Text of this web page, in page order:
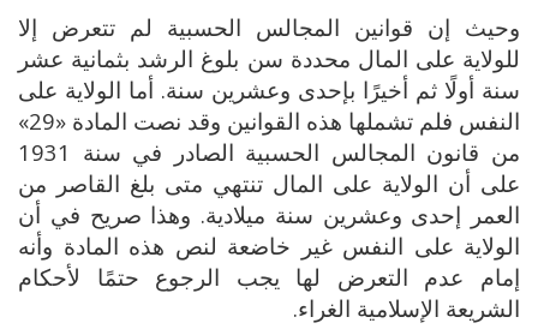
وحيث إن قوانين المجالس الحسبية لم تتعرض إلا
للولاية على المال محددة سن بلوغ الرشد بثمانية عشر
سنة أولًا ثم أخيرًا بإحدى وعشرين سنة. أما الولاية على
النفس فلم تشملها هذه القوانين وقد نصت المادة «29»
من قانون المجالس الحسبية الصادر في سنة 1931
على أن الولاية على المال تنتهي متى بلغ القاصر من
العمر إحدى وعشرين سنة ميلادية. وهذا صريح في أن
الولاية على النفس غير خاضعة لنص هذه المادة وأنه
إمام عدم التعرض لها يجب الرجوع حتمًا لأحكام
الشريعة الإسلامية الغراء.